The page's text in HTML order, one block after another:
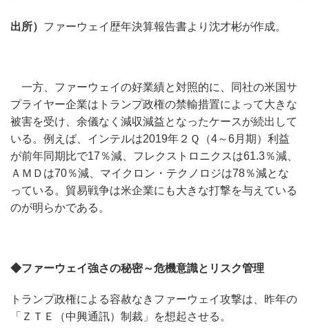
出所） ファーウェイ歴年決算報告書より沈才彬が作成。
一方、ファーウェイの好業績と対照的に、同社の米国サ
プライヤー企業はトランプ政権の禁輸措置によって大きな
被害を受け、余儀なく減収減益となったケースが続出して
いる。例えば、インテルは2019年２Ｑ（4～6月期）利益
が前年同期比で17％減、フレクストロニクスは61.3％減、
ＡＭＤは70％減、マイクロン・テクノロジは78％減とな
っている。貿易戦争は米企業にも大きな打撃を与えている
のが明らかである。
◆ファーウェイ強さの秘密～危機意識とリスク管理
トランプ政権による容赦なきファーウェイ攻撃は、昨年の
「ＺＴＥ（中興通訊）制裁」を想起させる。